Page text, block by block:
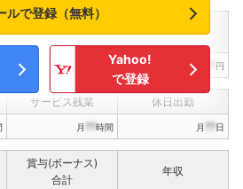
インセンティブ賞与
決算賞与
???,??? 円 ???,??? 円
サービス残業 休日出勤
月 ??時間 月 ??日
賞与(ボーナス)
合計
年収
ルで登録（無料）
Yahoo!
で登録